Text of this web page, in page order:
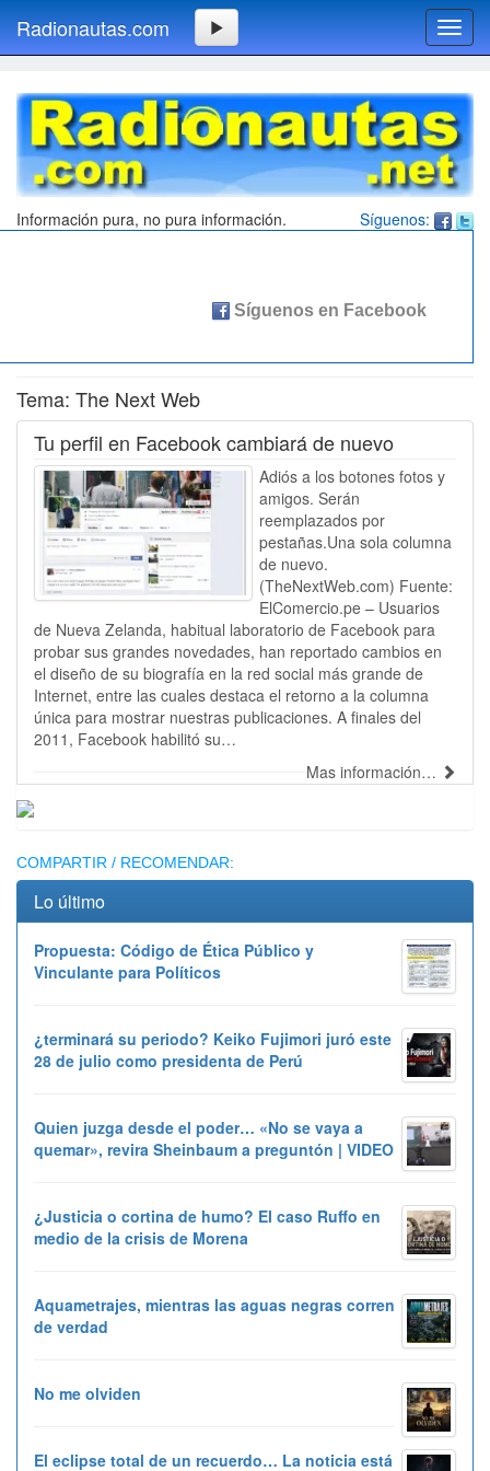
Radionautas.com
Síguenos:
Información pura, no pura información.
Tema: The Next Web
Tu perfil en Facebook cambiará de nuevo
Adiós a los botones fotos y
amigos. Serán
reemplazados por
pestañas.Una sola columna
de nuevo.
(TheNextWeb.com) Fuente:
ElComercio.pe – Usuarios
de Nueva Zelanda, habitual laboratorio de Facebook para
probar sus grandes novedades, han reportado cambios en
el diseño de su biografía en la red social más grande de
Internet, entre las cuales destaca el retorno a la columna
única para mostrar nuestras publicaciones. A finales del
2011, Facebook habilitó su…
Mas información…
Publicidad
COMPARTIR / RECOMENDAR:
Lo último
Propuesta: Código de Ética Público y
Vinculante para Políticos
¿terminará su periodo? Keiko Fujimori juró este
28 de julio como presidenta de Perú
Quien juzga desde el poder… «No se vaya a
quemar», revira Sheinbaum a preguntón | VIDEO
¿Justicia o cortina de humo? El caso Ruffo en
medio de la crisis de Morena
Aquametrajes, mientras las aguas negras corren
de verdad
No me olviden
El eclipse total de un recuerdo… La noticia está